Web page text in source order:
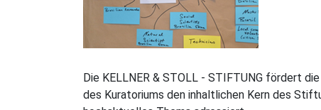
Die KELLNER & STOLL - STIFTUNG fördert
des Kuratoriums den inhaltlichen Kern des